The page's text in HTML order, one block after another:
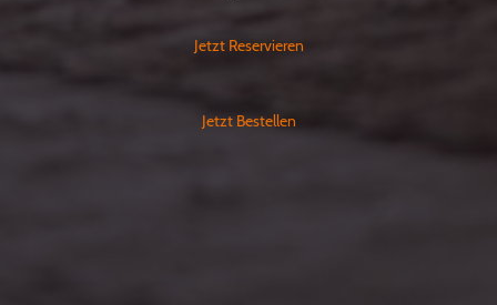
Jetzt Reservieren
Jetzt Bestellen